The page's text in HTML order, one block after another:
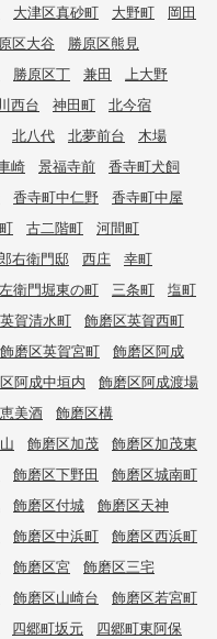
大津区真砂町 大野町
岡田
区大谷
勝原区熊見
勝原区丁 兼田
上大野
川西台 神田町
北今宿
北八代 北夢前台
木場
崎 景福寺前
香寺町犬飼
香寺町中仁野
香寺町中屋
古二階町
河間町
右衛門邸 西庄
幸町
衛門堀東の町 三条町
塩町
賀清水町
飾磨区英賀西町
飾磨区英賀宮町
飾磨区阿成
阿成中垣内
飾磨区阿成渡場
美酒
飾磨区構
飾磨区加茂
飾磨区加茂東
飾磨区下野田
飾磨区城南町
飾磨区付城
飾磨区天神
飾磨区中浜町
飾磨区西浜町
飾磨区宮
飾磨区三宅
飾磨区山崎台
飾磨区若宮町
四郷町坂元
四郷町東阿保